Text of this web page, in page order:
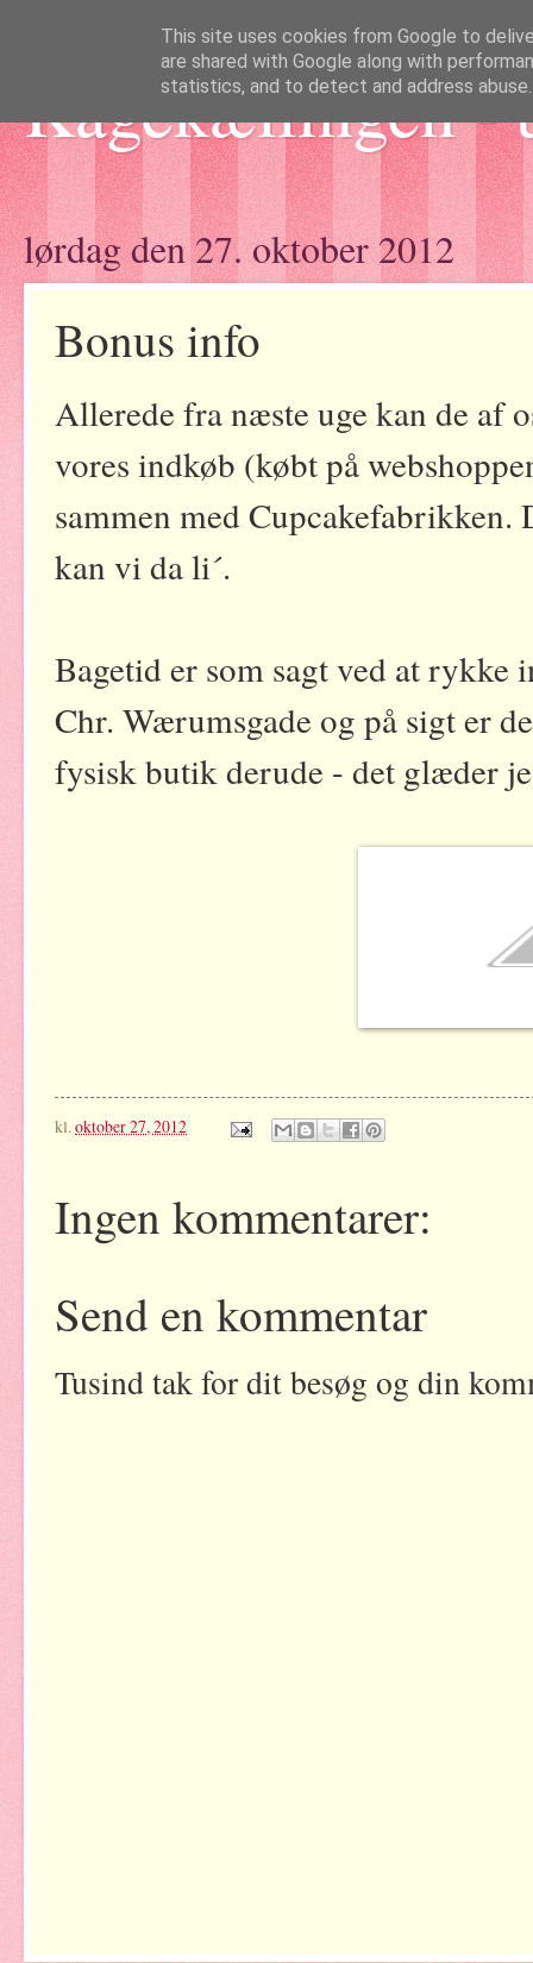
Kagekællingen -
lørdag den 27. oktober 2012
Bonus info
Allerede fra næste uge kan de af
vores indkøb (købt på
sammen med
kan vi da li´.
Bagetid er som sagt ved at
Chr. Wærumsgade og på sigt er
fysisk butik derude - det glæder
kl.oktober 27, 2012
Ingen kommentarer:
Send en kommentar
Tusind tak for dit besøg og din
This site uses cookies from Google to
are shared with Google along with
statistics, and to detect and address abuse.